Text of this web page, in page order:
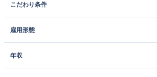
こだわり条件
雇用形態
年収